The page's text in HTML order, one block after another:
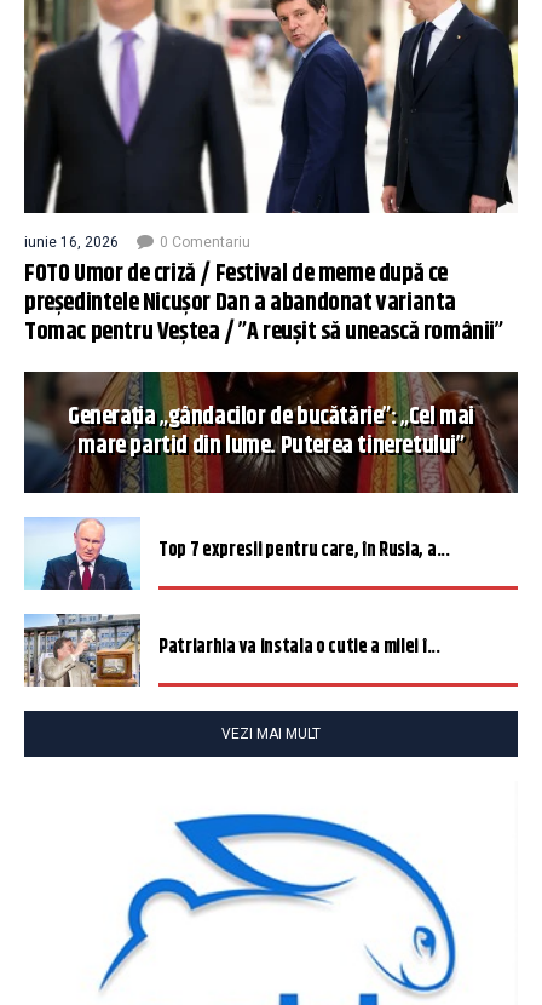
iunie 16, 2026 0 Comentariu
FOTO Umor de criză / Festival de meme după ce
președintele Nicușor Dan a abandonat varianta
Tomac pentru Veștea / ”A reușit să unească românii”
Generația „gândacilor de bucătărie”: „Cel mai
mare partid din lume. Puterea tineretului”
Top 7 expresii pentru care, în Rusia, a...
Patriarhia va instala o cutie a milei î...
VEZI MAI MULT